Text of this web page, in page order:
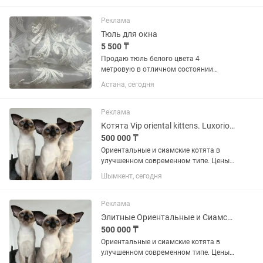
•Металл: белое золото...
Реклама
Тюль для окна
5 500 ₸
Продаю тюль белого цвета 4
метровую в отличном состоянии
(+крючки для карниза). Высота 2.7
Астана, сегодня
Реклама
Котята Vip oriental kittens. Luxorio Katano
500 000 ₸
Ориентальные и сиамские котята в
улучшенном современном типе. Цены
уточняйте в личные сообщения. От 380
000 тг и дороже Котята открыты к
переезжают обработанные от...
Шымкент, сегодня
Реклама
Элитные Ориентальные и Сиамские Котята
500 000 ₸
Ориентальные и сиамские котята в
улучшенном современном типе. Цены